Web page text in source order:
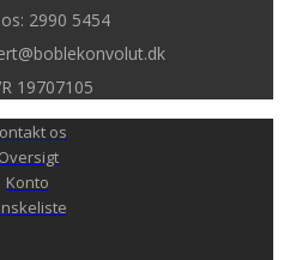
2990 5454
19707105
os
Oversigt
Konto